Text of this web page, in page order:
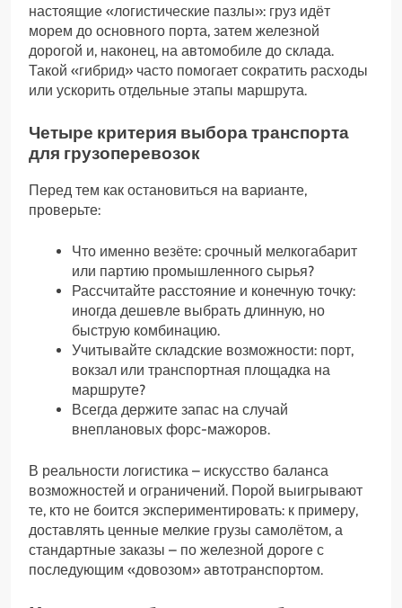
настоящие «логистические пазлы»: груз идёт
морем до основного порта, затем железной
дорогой и, наконец, на автомобиле до склада.
Такой «гибрид» часто помогает сократить расходы
или ускорить отдельные этапы маршрута.
Четыре критерия выбора транспорта
для грузоперевозок
Перед тем как остановиться на варианте,
проверьте:
Что именно везёте: срочный мелкогабарит
или партию промышленного сырья?
Рассчитайте расстояние и конечную точку:
иногда дешевле выбрать длинную, но
быструю комбинацию.
Учитывайте складские возможности: порт,
вокзал или транспортная площадка на
маршруте?
Всегда держите запас на случай
внеплановых форс-мажоров.
В реальности логистика – искусство баланса
возможностей и ограничений. Порой выигрывают
те, кто не боится экспериментировать: к примеру,
доставлять ценные мелкие грузы самолётом, а
стандартные заказы – по железной дороге с
последующим «довозом» автотранспортом.